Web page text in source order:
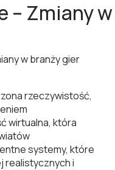
– Zmiany w
w branży gier
rzeczywistość,
wirtualna, która
systemy, które
realistycznych i